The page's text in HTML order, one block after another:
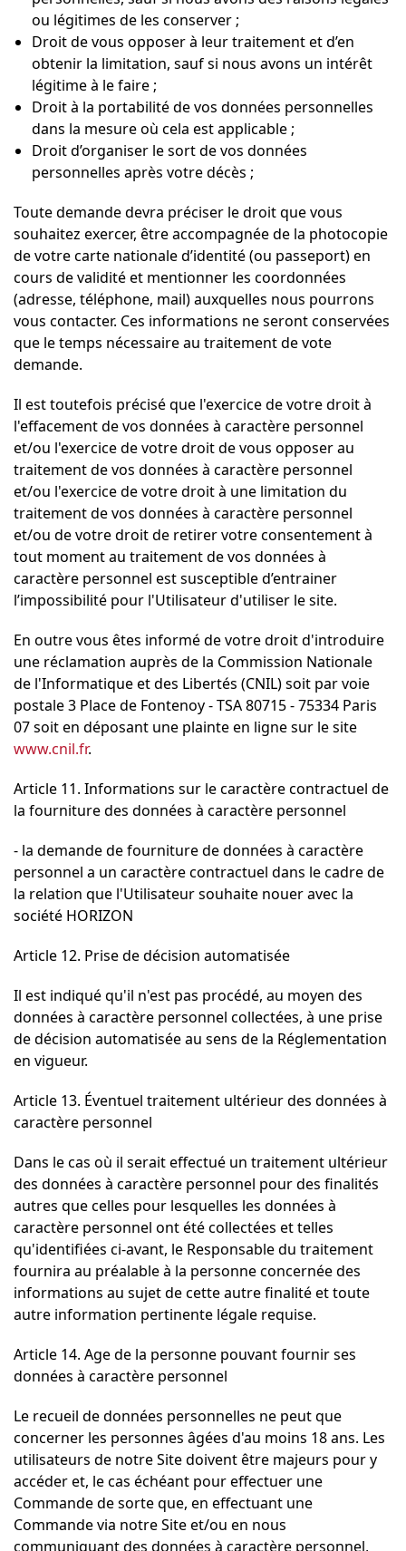
ou légitimes de les conserver ;
Droit de vous opposer à leur traitement et d’en
obtenir la limitation, sauf si nous avons un intérêt
légitime à le faire ;
Droit à la portabilité de vos données personnelles
dans la mesure où cela est applicable ;
Droit d’organiser le sort de vos données
personnelles après votre décès ;
Toute demande devra préciser le droit que vous
souhaitez exercer, être accompagnée de la photocopie
de votre carte nationale d’identité (ou passeport) en
cours de validité et mentionner les coordonnées
(adresse, téléphone, mail) auxquelles nous pourrons
vous contacter. Ces informations ne seront conservées
que le temps nécessaire au traitement de vote
demande.
Il est toutefois précisé que l'exercice de votre droit à
l'effacement de vos données à caractère personnel
et/ou l'exercice de votre droit de vous opposer au
traitement de vos données à caractère personnel
et/ou l'exercice de votre droit à une limitation du
traitement de vos données à caractère personnel
et/ou de votre droit de retirer votre consentement à
tout moment au traitement de vos données à
caractère personnel est susceptible d’entrainer
l’impossibilité pour l'Utilisateur d'utiliser le site.
En outre vous êtes informé de votre droit d'introduire
une réclamation auprès de la Commission Nationale
de l'Informatique et des Libertés (CNIL) soit par voie
postale 3 Place de Fontenoy - TSA 80715 - 75334 Paris
07 soit en déposant une plainte en ligne sur le site
www.cnil.fr.
Article 11. Informations sur le caractère contractuel de
la fourniture des données à caractère personnel
- la demande de fourniture de données à caractère
personnel a un caractère contractuel dans le cadre de
la relation que l'Utilisateur souhaite nouer avec la
société HORIZON
Article 12. Prise de décision automatisée
Il est indiqué qu'il n'est pas procédé, au moyen des
données à caractère personnel collectées, à une prise
de décision automatisée au sens de la Réglementation
en vigueur.
Article 13. Éventuel traitement ultérieur des données à
caractère personnel
Dans le cas où il serait effectué un traitement ultérieur
des données à caractère personnel pour des finalités
autres que celles pour lesquelles les données à
caractère personnel ont été collectées et telles
qu'identifiées ci-avant, le Responsable du traitement
fournira au préalable à la personne concernée des
informations au sujet de cette autre finalité et toute
autre information pertinente légale requise.
Article 14. Age de la personne pouvant fournir ses
données à caractère personnel
Le recueil de données personnelles ne peut que
concerner les personnes âgées d'au moins 18 ans. Les
utilisateurs de notre Site doivent être majeurs pour y
accéder et, le cas échéant pour effectuer une
Commande de sorte que, en effectuant une
Commande via notre Site et/ou en nous
communiquant des données à caractère personnel,